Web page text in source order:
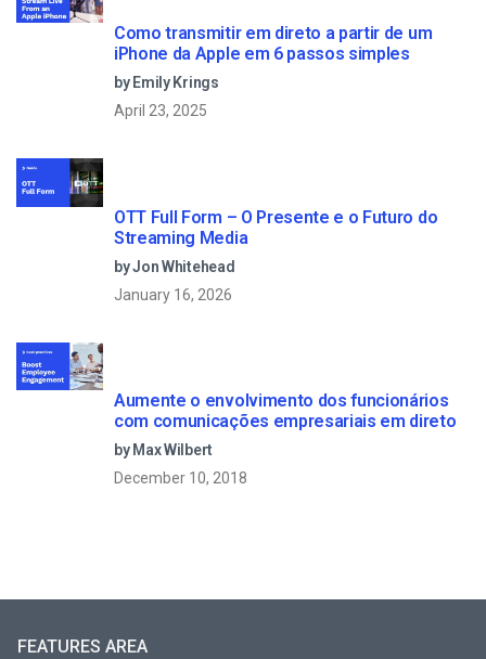
Como transmitir em direto a partir de um
iPhone da Apple em 6 passos simples
by Emily Krings
April 23, 2025
OTT Full Form – O Presente e o Futuro do
Streaming Media
by Jon Whitehead
January 16, 2026
Aumente o envolvimento dos funcionários
com comunicações empresariais em direto
by Max Wilbert
December 10, 2018
FEATURES AREA